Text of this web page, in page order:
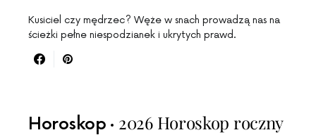
Kusiciel czy mędrzec? Węże w snach prowadzą nas na
ścieżki pełne niespodzianek i ukrytych prawd.
Horoskop
2026 Horoskop roczny